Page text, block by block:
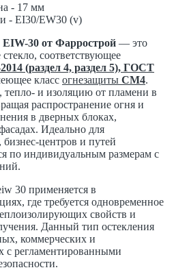
- 17 мм
- EI30/EW30 (v)
30 от Фаррострой — это
соответствующее
(раздел 4, раздел 5), ГОСТ
класс огнезащиты СМ4.
тепло- и изоляцию от пламени в
распространение огня и
в дверных блоках,
Идеально для
центров и путей
по индивидуальным размерам с
30 применяется в
где требуется одновременное
свойств и
Данный тип остекления
коммерческих и
с регламентированными